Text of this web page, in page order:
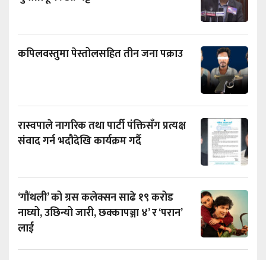
कपिलवस्तुमा पेस्तोलसहित तीन जना पक्राउ
रास्वपाले नागरिक तथा पार्टी पंक्तिसँग प्रत्यक्ष
संवाद गर्न भदौदेखि कार्यक्रम गर्दै
‘गौंथली’ को ग्रस कलेक्सन साढे १९ करोड
नाघ्यो, उछिन्यो जारी, छक्कापञ्जा ४’ र ‘परान’
लाई